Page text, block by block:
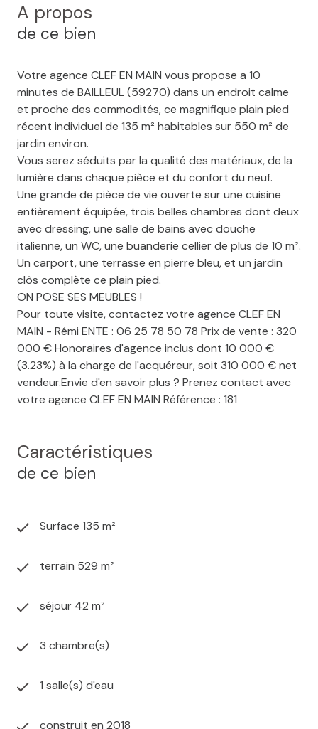
A propos
de ce bien
Votre agence CLEF EN MAIN vous propose a 10
minutes de BAILLEUL (59270) dans un endroit calme
et proche des commodités, ce magnifique plain pied
récent individuel de 135 m² habitables sur 550 m² de
jardin environ.
Vous serez séduits par la qualité des matériaux, de la
lumière dans chaque pièce et du confort du neuf.
Une grande de pièce de vie ouverte sur une cuisine
entièrement équipée, trois belles chambres dont deux
avec dressing, une salle de bains avec douche
italienne, un WC, une buanderie cellier de plus de 10 m².
Un carport, une terrasse en pierre bleu, et un jardin
clôs complète ce plain pied.
ON POSE SES MEUBLES !
Pour toute visite, contactez votre agence CLEF EN
MAIN - Rémi ENTE : 06 25 78 50 78 Prix de vente : 320
000 € Honoraires d'agence inclus dont 10 000 €
(3.23%) à la charge de l'acquéreur, soit 310 000 € net
vendeur.Envie d'en savoir plus ? Prenez contact avec
votre agence CLEF EN MAIN Référence : 181
Caractéristiques
de ce bien
Surface 135 m²
terrain 529 m²
séjour 42 m²
3 chambre(s)
1 salle(s) d'eau
construit en 2018